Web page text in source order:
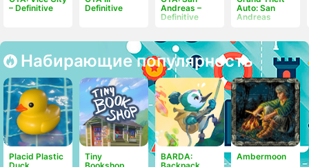
– Definitive
Definitive
Andreas –
Definitive
Auto: San
Andreas
Набирающие популярность
Placid Plastic
Duck
Tiny
Bookshop
BARDA:
Backpack
Ambermoon